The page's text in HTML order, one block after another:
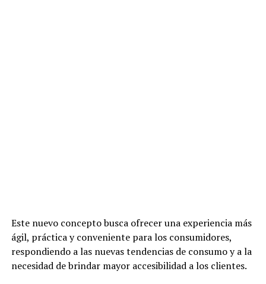
Este nuevo concepto busca ofrecer una experiencia más
ágil, práctica y conveniente para los consumidores,
respondiendo a las nuevas tendencias de consumo y a la
necesidad de brindar mayor accesibilidad a los clientes.